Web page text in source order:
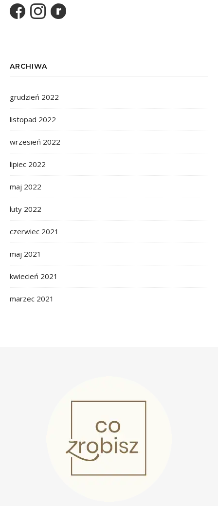
ARCHIWA
grudzień 2022
listopad 2022
wrzesień 2022
lipiec 2022
maj 2022
luty 2022
czerwiec 2021
maj 2021
kwiecień 2021
marzec 2021